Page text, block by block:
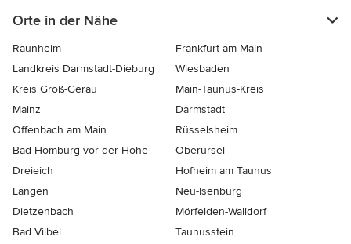
Orte in der Nähe
Raunheim
Frankfurt am Main
Landkreis Darmstadt-Dieburg
Wiesbaden
Kreis Groß-Gerau
Main-Taunus-Kreis
Mainz
Darmstadt
Offenbach am Main
Rüsselsheim
Bad Homburg vor der Höhe
Oberursel
Dreieich
Hofheim am Taunus
Langen
Neu-Isenburg
Dietzenbach
Mörfelden-Walldorf
Bad Vilbel
Taunusstein